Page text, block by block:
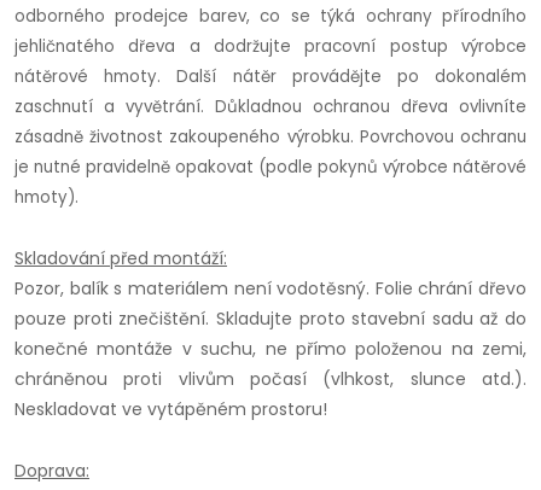
odborného prodejce barev, co se týká ochrany přírodního
jehličnatého dřeva a dodržujte pracovní postup výrobce
nátěrové hmoty. Další nátěr provádějte po dokonalém
zaschnutí a vyvětrání. Důkladnou ochranou dřeva ovlivníte
zásadně životnost zakoupeného výrobku. Povrchovou ochranu
je nutné pravidelně opakovat (podle pokynů výrobce nátěrové
hmoty).
Skladování před montáží:
Pozor, balík s materiálem není vodotěsný. Folie chrání dřevo
pouze proti znečištění. Skladujte proto stavební sadu až do
konečné montáže v suchu, ne přímo položenou na zemi,
chráněnou proti vlivům počasí (vlhkost, slunce atd.).
Neskladovat ve vytápěném prostoru!
Doprava: